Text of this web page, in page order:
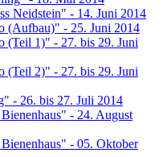
Neidstein" - 14. Juni 2014
(Aufbau)" - 25. Juni 2014
(Teil 1)" - 27. bis 29. Juni
(Teil 2)" - 27. bis 29. Juni
- 26. bis 27. Juli 2014
- 24. August
- 05. Oktober